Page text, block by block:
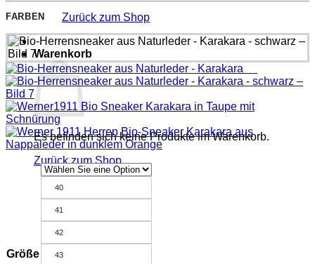
Zurück zum Shop
Warenkorb
Es befinden sich keine Produkte im Warenkorb.
Zurück zum Shop
FARBEN
Größe
40
41
42
43